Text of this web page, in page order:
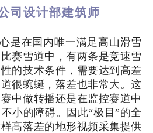
司设计部建筑师
是在国内唯一满足高山滑雪
赛雪道中，有两条是竞速雪
的技术条件，需要达到高差
很蜿蜒，落差也非常大。这
中做转播还是在监控赛道中
小的障碍。因此“极目”的全
高落差的地形视频采集提供